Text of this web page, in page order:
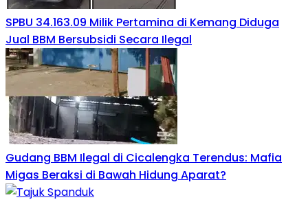
SPBU 34.163.09 Milik Pertamina di Kemang Diduga
Jual BBM Bersubsidi Secara Ilegal
Gudang BBM Ilegal di Cicalengka Terendus: Mafia
Migas Beraksi di Bawah Hidung Aparat?